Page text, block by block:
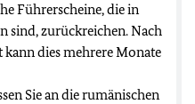
Führerscheine, die in
sind, zurückreichen. Nach
dies mehrere Monate
Sie an die rumänischen